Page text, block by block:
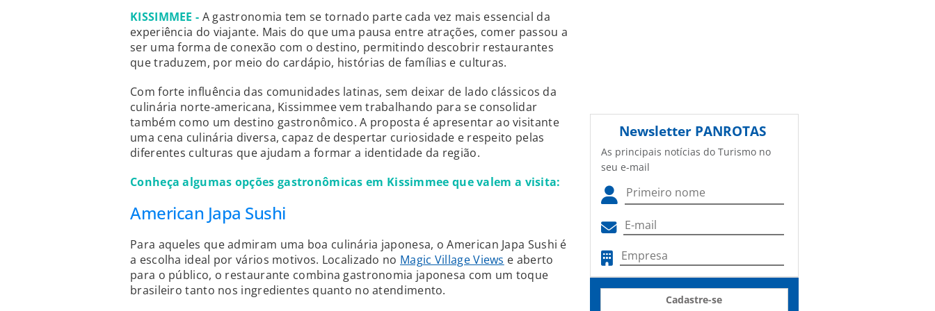
KISSIMMEE - A gastronomia tem se tornado parte cada vez mais essencial da
experiência do viajante. Mais do que uma pausa entre atrações, comer passou a
ser uma forma de conexão com o destino, permitindo descobrir restaurantes
que traduzem, por meio do cardápio, histórias de famílias e culturas.
Com forte influência das comunidades latinas, sem deixar de lado clássicos da
culinária norte-americana, Kissimmee vem trabalhando para se consolidar
também como um destino gastronômico. A proposta é apresentar ao visitante
uma cena culinária diversa, capaz de despertar curiosidade e respeito pelas
diferentes culturas que ajudam a formar a identidade da região.
Conheça algumas opções gastronômicas em Kissimmee que valem a visita:
American Japa Sushi
Para aqueles que admiram uma boa culinária japonesa, o American Japa Sushi é
a escolha ideal por vários motivos. Localizado no Magic Village Views e aberto
para o público, o restaurante combina gastronomia japonesa com um toque
brasileiro tanto nos ingredientes quanto no atendimento.
Newsletter PANROTAS
As principais notícias do Turismo no
seu e-mail
Cadastre-se